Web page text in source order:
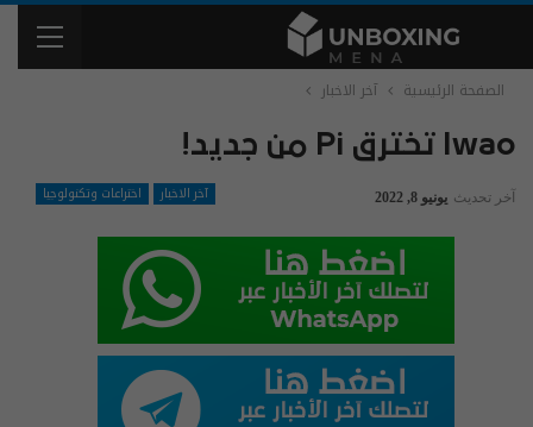
الصفحة الرئيسية آخر الاخبار
Iwao تخترق Pi من جديد!
آخر الاخبار اختراعات وتكنولوجيا آخر تحديث يونيو 8, 2022